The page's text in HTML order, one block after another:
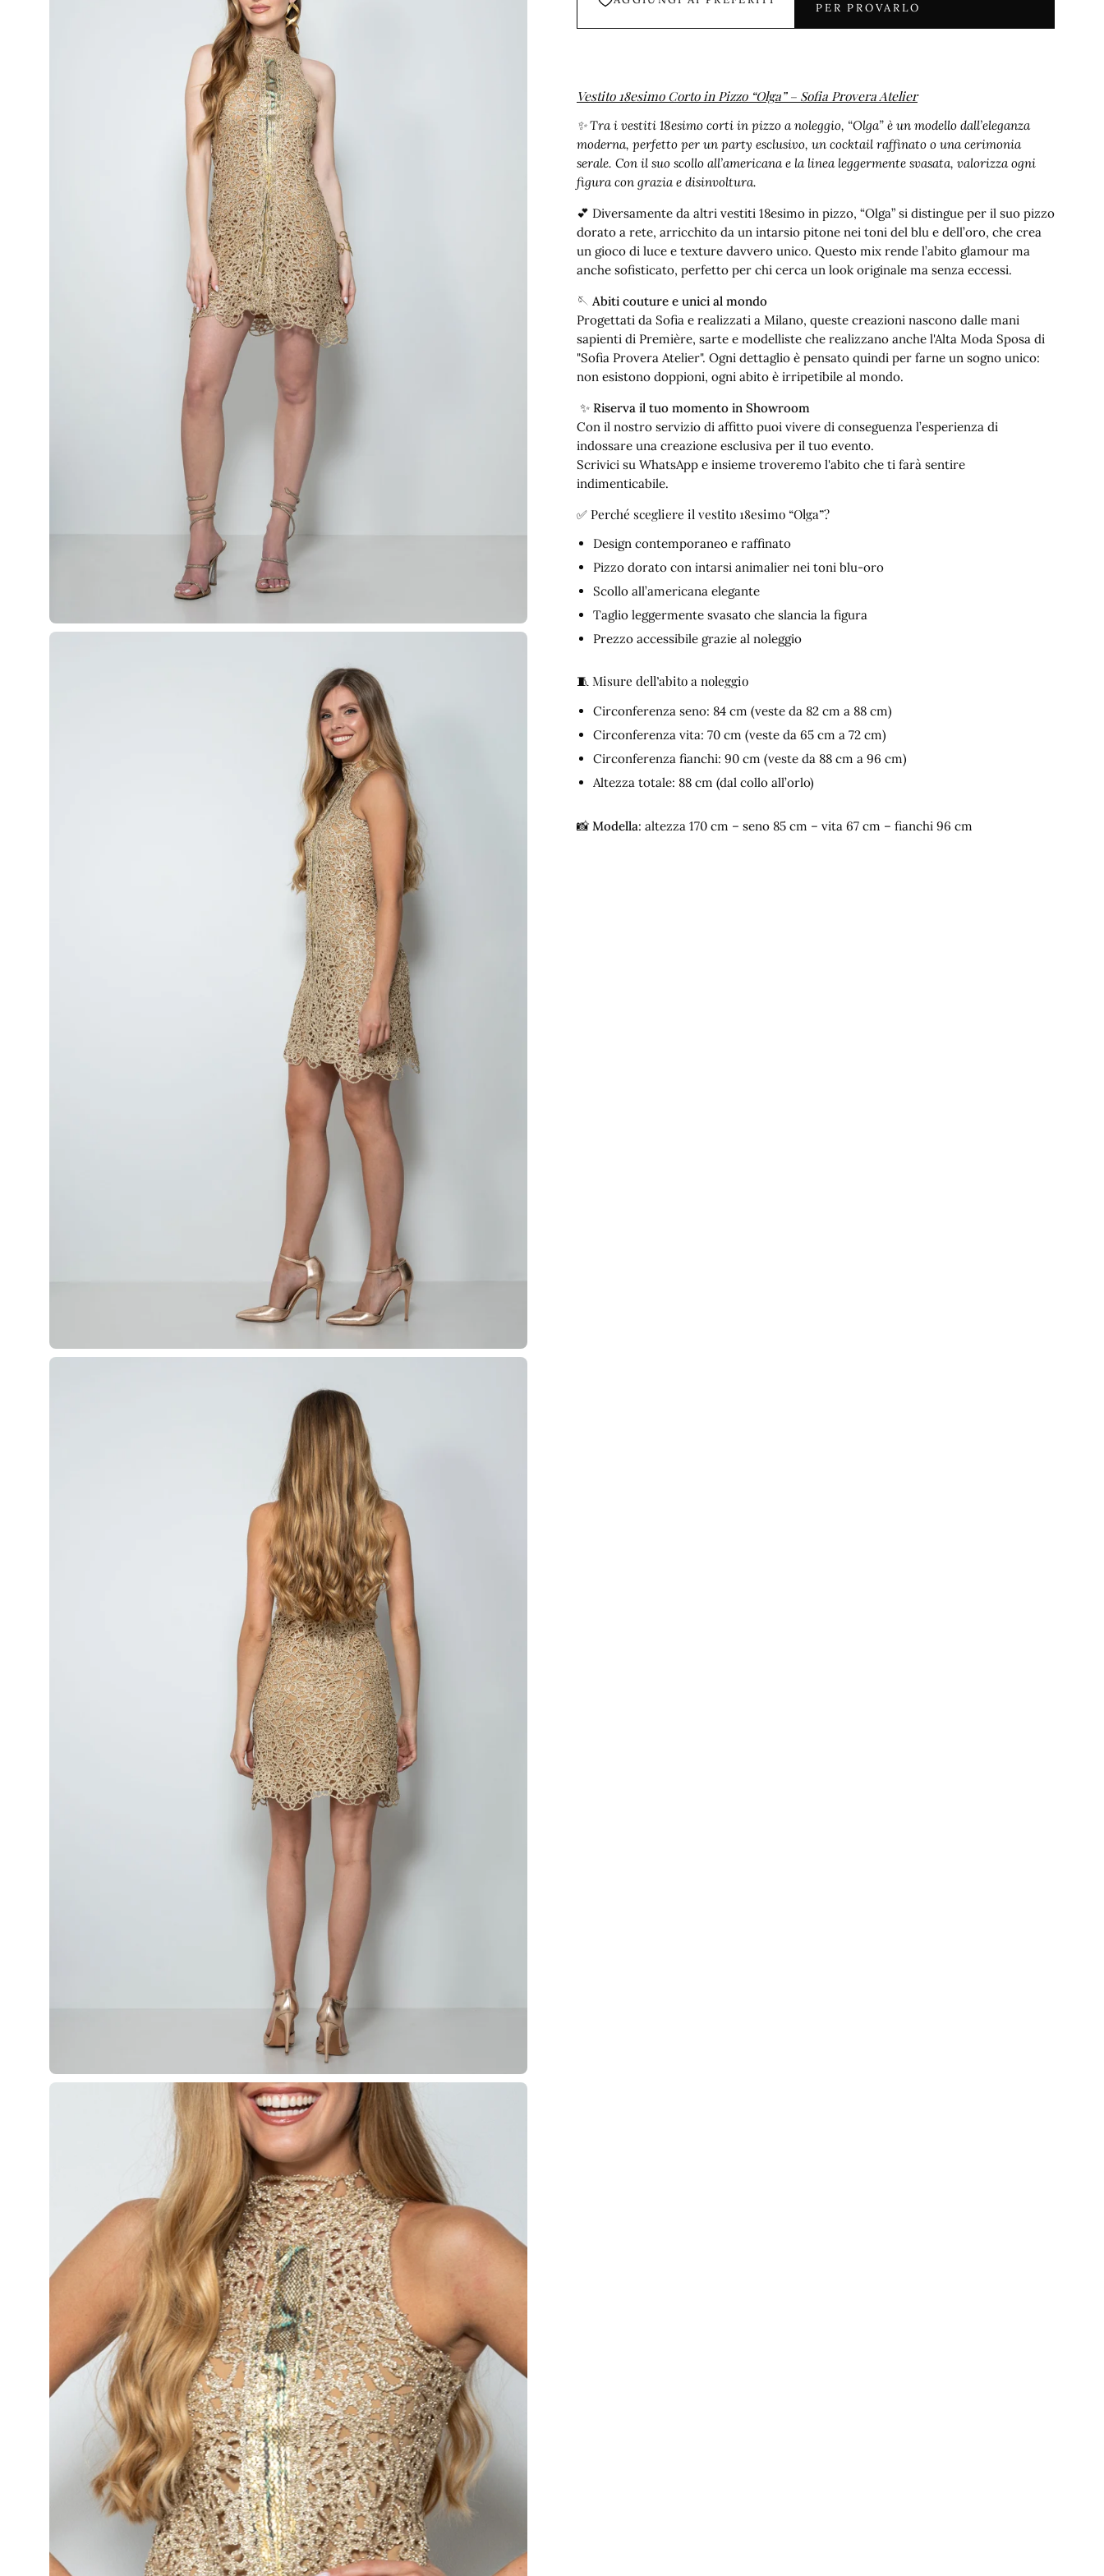
Apri
Apri
Apri
PER PROVARLO
Vestito 18esimo Corto in Pizzo “Olga” – Sofia Provera Atelier
✨ Tra i vestiti 18esimo corti in pizzo a noleggio, “Olga” è un modello dall’eleganza
moderna, perfetto per un party esclusivo, un cocktail raffinato o una cerimonia
serale. Con il suo scollo all’americana e la linea leggermente svasata, valorizza ogni
figura con grazia e disinvoltura.
💕 Diversamente da altri vestiti 18esimo in pizzo, “Olga” si distingue per il suo pizzo
dorato a rete, arricchito da un intarsio pitone nei toni del blu e dell’oro, che crea
un gioco di luce e texture davvero unico. Questo mix rende l’abito glamour ma
anche sofisticato, perfetto per chi cerca un look originale ma senza eccessi.
🪡 Abiti couture e unici al mondo
Progettati da Sofia e realizzati a Milano, queste creazioni nascono dalle mani
sapienti di Première, sarte e modelliste che realizzano anche l'Alta Moda Sposa di
"Sofia Provera Atelier". Ogni dettaglio è pensato quindi per farne un sogno unico:
non esistono doppioni, ogni abito è irripetibile al mondo.
✨ Riserva il tuo momento in Showroom
Con il nostro servizio di affitto puoi vivere di conseguenza l’esperienza di
indossare una creazione esclusiva per il tuo evento.
Scrivici su WhatsApp e insieme troveremo l'abito che ti farà sentire
indimenticabile.
✅ Perché scegliere il vestito 18esimo “Olga”?
Design contemporaneo e raffinato
Pizzo dorato con intarsi animalier nei toni blu-oro
Scollo all’americana elegante
Taglio leggermente svasato che slancia la figura
Prezzo accessibile grazie al noleggio
🧵 Misure dell’abito a noleggio
Circonferenza seno: 84 cm (veste da 82 cm a 88 cm)
Circonferenza vita: 70 cm (veste da 65 cm a 72 cm)
Circonferenza fianchi: 90 cm (veste da 88 cm a 96 cm)
Altezza totale: 88 cm (dal collo all’orlo)
📸 Modella: altezza 170 cm – seno 85 cm – vita 67 cm – fianchi 96 cm